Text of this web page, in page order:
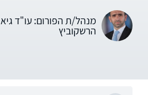
מנהל/ת הפורום: עו"ד גיא
הרשקוביץ